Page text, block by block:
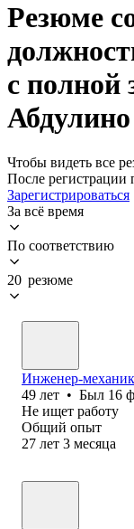
Резюме
с полной
Абдулино
Чтобы видеть все
После
Зарегистрироваться
За всё время
По соответствию
20 резюме
Инженер-
49 лет • Был 16
Не ищет работу
Общий опыт
27 лет 3 месяца